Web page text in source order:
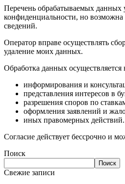
Перечень обрабатываемых данных
конфиденциальности, но
сведений.
Оператор вправе осуществлять
удаление моих данных.
Обработка данных осуществляется
информирования и
представления интересов в
разрешения споров по
оформления заявлений и
иных правомерных действий.
Согласие действует бессрочно и
Поиск
Поиск
Свежие записи